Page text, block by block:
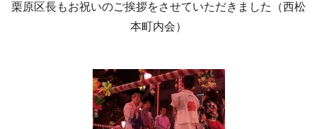
栗原区長もお祝いのご挨拶をさせていただきました（西松
本町内会）